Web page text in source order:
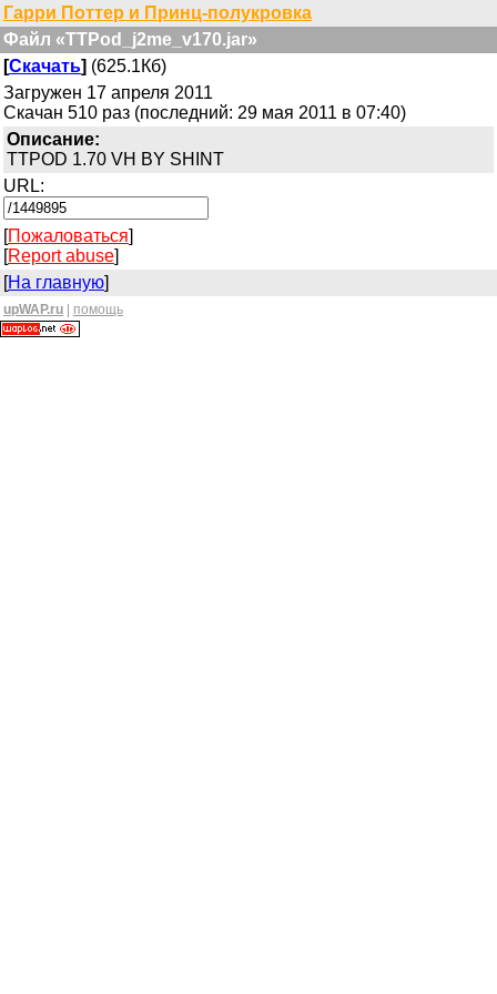
Гарри Поттер и Принц-полукровка
Файл «TTPod_j2me_v170.jar»
[Скачать] (625.1Кб)
Загружен 17 апреля 2011
Скачан 510 раз (последний: 29 мая 2011 в 07:40)
Описание:
TTPOD 1.70 VH BY SHINT
URL:
[Пожаловаться]
[Report abuse]
[На главную]
upWAP.ru помощь